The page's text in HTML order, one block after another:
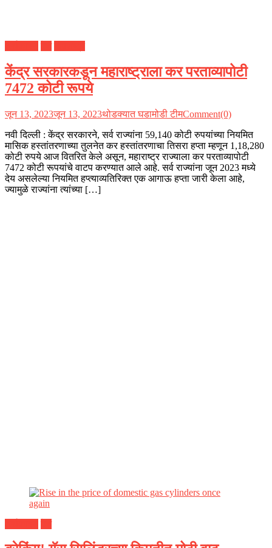
केंद्र सरकारकडून महाराष्ट्राला कर परताव्यापोटी
7472 कोटी रूपये
जून 13, 2023जून 13, 2023थोडक्यात घडामोडी टीमComment(0)
नवी दिल्ली : केंद्र सरकारने, सर्व राज्यांना 59,140 कोटी रुपयांच्या नियमित
मासिक हस्तांतरणाच्या तुलनेत कर हस्तांतरणाचा तिसरा हप्ता म्हणून 1,18,280
कोटी रुपये आज वितरित केले असून, महाराष्ट्र राज्याला कर परताव्यापोटी
7472 कोटी रूपयांचे वाटप करण्यात आले आहे. सर्व राज्यांना जून 2023 मध्ये
देय असलेल्या नियमित हप्त्याव्यतिरिक्त एक आगाऊ हप्ता जारी केला आहे,
ज्यामुळे राज्यांना त्यांच्या […]